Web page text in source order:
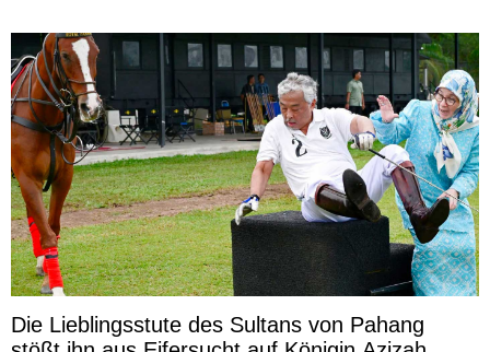
Die Lieblingsstute des Sultans von Pahang